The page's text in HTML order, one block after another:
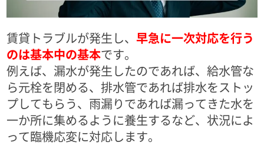
賃貸トラブルが発生し、 早急に一次対応を行う
のは基本中の基本です。
例えば、漏水が発生したのであれば、給水管な
ら元栓を閉める、排水管であれば排水をストッ
プしてもらう、雨漏りであれば漏ってきた水を
一か所に集めるように養生するなど、状況によ
って臨機応変に対応します。